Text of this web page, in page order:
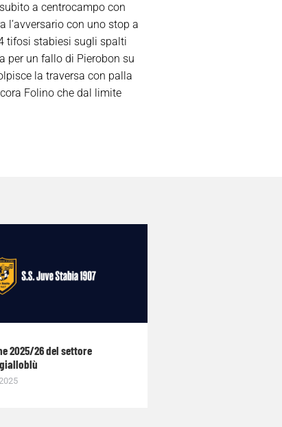
a centrocampo con
l’avversario con uno stop a
tifosi stabiesi sugli spalti
per un fallo di Pierobon su
la traversa con palla
Folino che dal limite
2025/26 del settore